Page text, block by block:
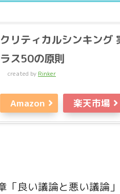
クリティカルシンキング
ラス50の原則
created by Rinker
Amazon 楽天市場
「良い議論と悪い議論」